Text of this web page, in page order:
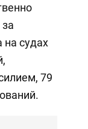
судах
79